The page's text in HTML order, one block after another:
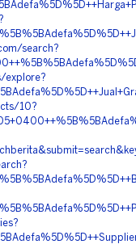
search?
explore?
10?